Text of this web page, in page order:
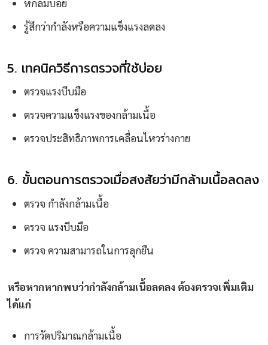
หกล้มบ่อย
รู้สึกว่ากำลังหรือความแข็งแรงลดลง
5. เทคนิควิธีการตรวจที่ใช้บ่อย
ตรวจแรงบีบมือ
ตรวจความแข็งแรงของกล้ามเนื้อ
ตรวจประสิทธิภาพการเคลื่อนไหวร่างกาย
6. ขั้นตอนการตรวจเมื่อสงสัยว่ามีกล้ามเนื้อลดลง
ตรวจ กำลังกล้ามเนื้อ
ตรวจ แรงบีบมือ
ตรวจ ความสามารถในการลุกยืน
หรือหากหากพบว่ากำลังกล้ามเนื้อลดลง ต้องตรวจเพิ่มเติม
ได้แก่
การวัดปริมาณกล้ามเนื้อ